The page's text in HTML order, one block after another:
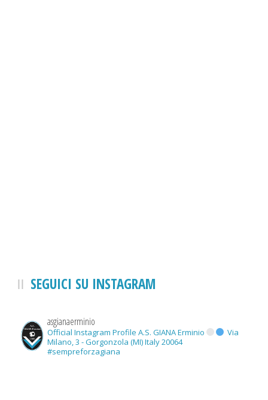
SEGUICI SU INSTAGRAM
asgianaerminio
Official Instagram Profile A.S. GIANA Erminio
Via
Milano, 3 - Gorgonzola (MI) Italy 20064
#sempreforzagiana